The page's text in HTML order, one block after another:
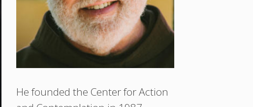
He founded the Center for Action